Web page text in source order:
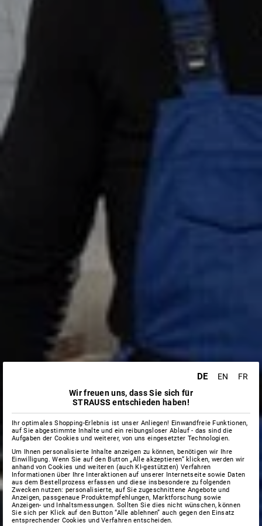
DE EN
FR
Wir freuen uns, dass Sie sich für
STRAUSS entschieden haben!
Ihr optimales Shopping-Erlebnis ist unser Anliegen! Einwandfreie Funktionen,
auf Sie abgestimmte Inhalte und ein reibungsloser Ablauf - das sind die
Aufgaben der Cookies und weiterer, von uns eingesetzter Technologien.
Um Ihnen personalisierte Inhalte anzeigen zu können, benötigen wir Ihre
Einwilligung. Wenn Sie auf den Button „Alle akzeptieren“ klicken, werden wir
anhand von Cookies und weiteren (auch KI-gestützten) Verfahren
Informationen über Ihre Interaktionen auf unserer Internetseite sowie Daten
aus dem Bestellprozess erfassen und diese insbesondere zu folgenden
Zwecken nutzen: personalisierte, auf Sie zugeschnittene Angebote und
Anzeigen, passgenaue Produktempfehlungen, Marktforschung sowie
Anzeigen- und Inhaltsmessungen. Sollten Sie dies nicht wünschen, können
Sie sich per Klick auf den Button “Alle ablehnen” auch gegen den Einsatz
entsprechender Cookies und Verfahren entscheiden.